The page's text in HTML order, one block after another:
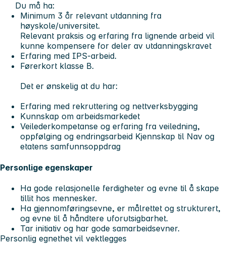
Du må ha:
Minimum 3 år relevant utdanning fra
høyskole/universitet.
Relevant praksis og erfaring fra lignende arbeid vil
kunne kompensere for deler av utdanningskravet
Erfaring med IPS-arbeid.
Førerkort klasse B.
Det er ønskelig at du har:
Erfaring med rekruttering og nettverksbygging
Kunnskap om arbeidsmarkedet
Veilederkompetanse og erfaring fra veiledning,
oppfølging og endringsarbeid Kjennskap til Nav og
etatens samfunnsoppdrag
Personlige egenskaper
Ha gode relasjonelle ferdigheter og evne til å skape
tillit hos mennesker.
Ha gjennomføringsevne, er målrettet og strukturert,
og evne til å håndtere uforutsigbarhet.
Tar initiativ og har gode samarbeidsevner.
Personlig egnethet vil vektlegges